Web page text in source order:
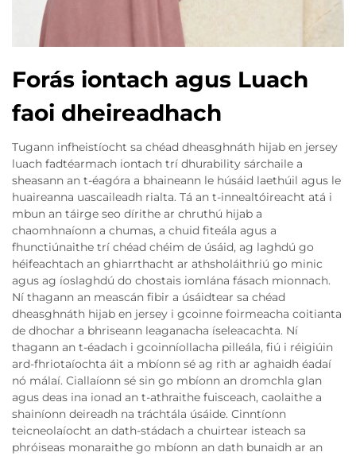
Forás iontach agus Luach
faoi dheireadhach
Tugann infheistíocht sa chéad dheasghnáth hijab en jersey
luach fadtéarmach iontach trí dhurability sárchaile a
sheasann an t-éagóra a bhaineann le húsáid laethúil agus le
huaireanna uascaileadh rialta. Tá an t-innealtóireacht atá i
mbun an táirge seo dírithe ar chruthú hijab a
chaomhnaíonn a chumas, a chuid fiteála agus a
fhunctiúnaithe trí chéad chéim de úsáid, ag laghdú go
héifeachtach an ghiarrthacht ar athsholáithriú go minic
agus ag íoslaghdú do chostais iomlána fásach mionnach.
Ní thagann an meascán fibir a úsáidtear sa chéad
dheasghnáth hijab en jersey i gcoinne foirmeacha coitianta
de dhochar a bhriseann leaganacha íseleacachta. Ní
thagann an t-éadach i gcoinníollacha pilleála, fiú i réigiúin
ard-fhriotaíochta áit a mbíonn sé ag rith ar aghaidh éadaí
nó málaí. Ciallaíonn sé sin go mbíonn an dromchla glan
agus deas ina ionad an t-athraithe fuisceach, caolaithe a
shainíonn deireadh na tráchtála úsáide. Cinntíonn
teicneolaíocht an dath-stádach a chuirtear isteach sa
phróiseas monaraithe go mbíonn an dath bunaidh ar an